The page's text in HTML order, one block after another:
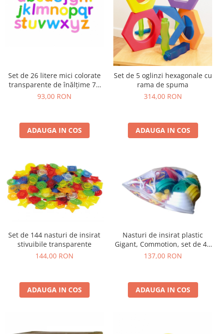
Set de 26 litere mici colorate
transparente de înălțime 70
mm, TickiT
93,00 RON
ADAUGA IN COS
Set de 5 oglinzi hexagonale cu
rama de spuma
314,00 RON
ADAUGA IN COS
Set de 144 nasturi de insirat
stivuibile transparente
144,00 RON
ADAUGA IN COS
Nasturi de insirat plastic
Gigant, Commotion, set de 44
bucati, multicolor
137,00 RON
ADAUGA IN COS